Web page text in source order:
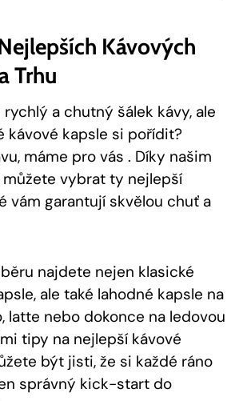
Kávových
Trhu
a chutný šálek kávy, ale
kávové kapsle si pořídit?
máme pro vás . Díky našim
vybrat ty nejlepší
vám garantují skvělou chuť a
najdete nejen klasické
ale také lahodné kapsle na
latte nebo dokonce na ledovou
tipy na nejlepší kávové
být jisti, že si každé ráno
správný kick-start do